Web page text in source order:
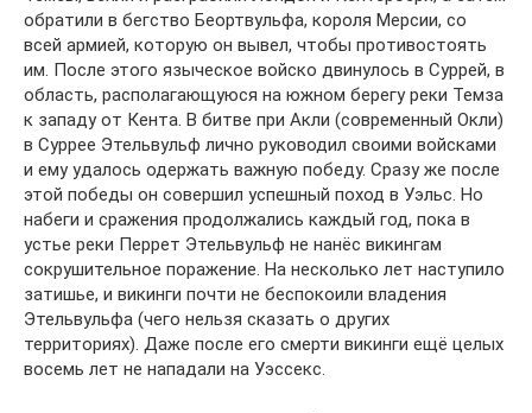
обратили в бегство Беортвульфа, короля Мерсии, со
всей армией, которую он вывел, чтобы противостоять
им. После этого языческое войско двинулось в Суррей, в
область, располагающуюся на южном берегу реки Темза
к западу от Кента. В битве при Акли (современный Окли)
в Суррее Этельвульф лично руководил своими войсками
и ему удалось одержать важную победу. Сразу же после
этой победы он совершил успешный поход в Уэльс. Но
набеги и сражения продолжались каждый год, пока в
устье реки Перрет Этельвульф не нанёс викингам
сокрушительное поражение. На несколько лет наступило
затишье, и викинги почти не беспокоили владения
Этельвульфа (чего нельзя сказать о других
территориях). Даже после его смерти викинги ещё целых
восемь лет не нападали на Уэссекс.